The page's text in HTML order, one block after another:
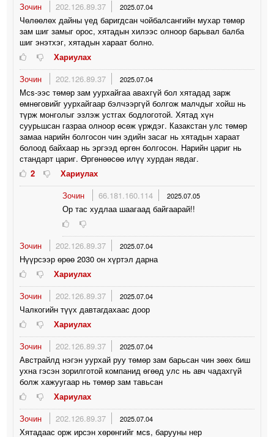
Зочин
202.126.89.37 2025.07.04
Чөлөөлөх дайны үед баригдсан чойбалсангийн мухар төмөр
зам шиг замыг орос, хятадын хилээс олноор барьвал балба
шиг энэтхэг, хятадын хараат болно.
Хариулах
Зочин
202.126.89.37 2025.07.04
Мсs-ээс төмөр зам уурхайгаа авахгүй бол хятадад зарж
өмнөговийг уурхайгаар бэлчээргүй болгож малчдыг хойш нь
түрж монголыг эзлэж устгах бодлоготой. Хятад хүн
суурьшсан газраа олноор өсөж үрждэг. Казакстан улс төмөр
замаа нарийн болгосон чин эдийн засаг нь хятадын хараат
болоод байхаар нь эргээд өргөн болгосон. Нарийн цариг нь
стандарт цариг. Өргөнөөсөө илүү хурдан явдаг.
2
Хариулах
Зочин
66.181.160.114 2025.07.05
Ор тас худлаа шаагаад байгаарай!!
Зочин 202.126.89.37 2025.07.04
Нүүрсээр өрөө 2030 он хүртэл дарна
Хариулах
Зочин
202.126.89.37 2025.07.04
Чалкогийн түүх давтагдахаас доор
Хариулах
Зочин
202.126.89.37 2025.07.04
Австрайлд нэгэн уурхай руу төмөр зам барьсан чин зөөх биш
ухна гэсэн зорилготой компанид өгөөд улс нь авч чадахгүй
болж хажуугаар нь төмөр зам тавьсан
Хариулах
Зочин
202.126.89.37 2025.07.04
Хятадаас орж ирсэн хөрөнгийг мсs, барууны нер